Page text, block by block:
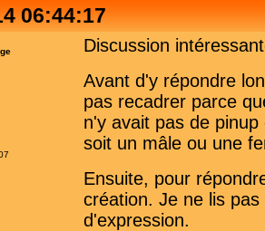
06:44:17
Discussion
Avant d'y répondre
pas recadrer parce
n'y avait pas de
soit un mâle ou une
Ensuite, pour
création. Je ne lis
d'expression.